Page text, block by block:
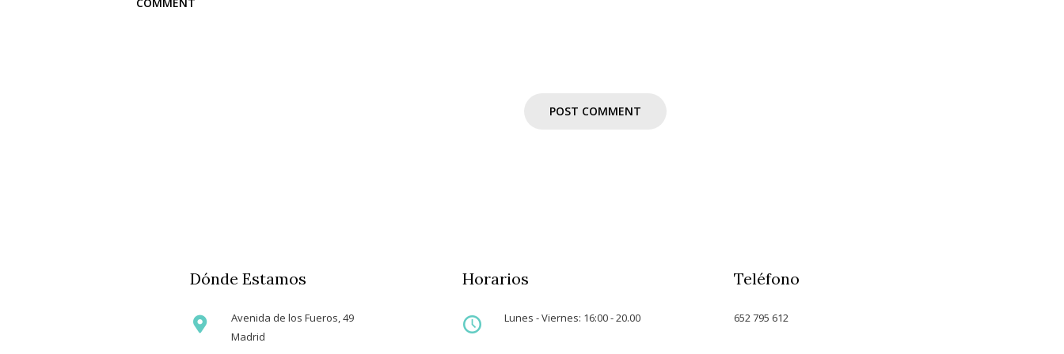
Dónde Estamos
Avenida de los Fueros, 49
Madrid
Horarios
Lunes - Viernes: 16:00 - 20.00
Teléfono
652 795 612